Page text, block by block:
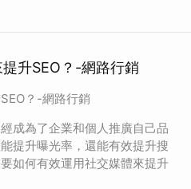
升SEO？-網路行銷
？-網路行銷
成為了企業和個人推廣自己品
提升曝光率，還能有效提升搜
如何有效運用社交媒體來提升